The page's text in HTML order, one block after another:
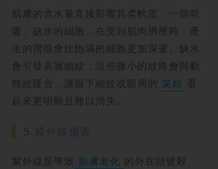
肌膚的含水量直接影響其柔軟度。一個乾
癟、缺水的細胞，在受到肌肉擠壓時，產
生的摺痕會比飽滿的細胞更加深邃。缺水
會引發表層細紋，這些微小的紋路會與動
態紋匯合，讓眼下細紋或眼周的 笑紋 看
起來更明顯且難以消失。
紫外線是導致 肌膚老化 的外在頭號殺